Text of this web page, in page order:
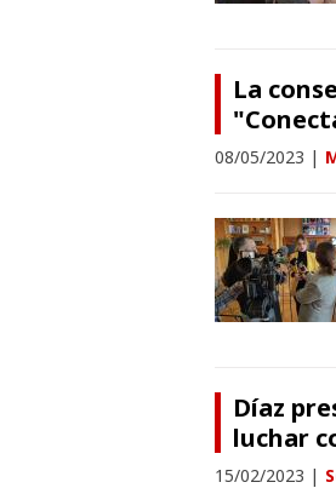
La
08/05/2023 |
Díaz
luchar
15/02/2023 |